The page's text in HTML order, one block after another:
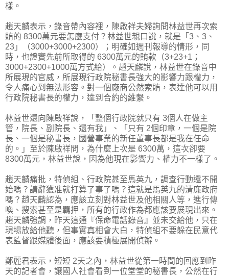
樣。
趙天麟表示，錄音帶內容裡，陳啟祥夫婦詢問林益世再次索
賄的 8300萬元要怎麼支付？林益世親口說，就是「3、3、
23」（3000+3000+2300）；明確如週刊報導的情形，同
時，也證實先前所取得的 6300萬元的賄款（3+23+1；
3000+2300+1000萬方式給）。趙天麟說，林益世在錄音中
所展現的官威，所展現行政院秘書長強大的影響力跟權力，
令人痛心到無法形容。對一個廠商公然索賄，表達他可以用
行政院秘書長的權力，達到合約的維繫。
林益世還向陳啟祥說，「整個行政院就只有 3個人在做主
管，院長、副院長、還有我」、「只有 2個印章，一個是院
長、一個是秘書長，國營事業的新任董事長都是我在任命
的。」至於陳啟祥問，為什麼上次是 6300萬，這次卻要
8300萬元，林益世說，因為他現在影響力、權力不一樣了。
趙天麟痛批，特偵組、行政院甚至馬英九，調查行動還不開
始嗎？請辭獲准就打算了事了嗎？這就是馬英九的清廉政府
嗎？趙天麟認為，應該立刻對林益世及他相關人等，進行傳
喚、搜索甚至是羈押，所有的行政作為都應該要展現出來。
趙天麟強調，昨天這通『保命電話錄音』並未交給他，只在
現場放給他聽，但事實真相會大白，特偵組不要躲在民意代
表監督跟媒體後面，應該要積極展開偵辦。
鄭麗君表示，短短 2天之內，林益世從第一時間的回應到昨
天的記者會，讓國人社會看到一位堂堂的秘書長，公然在行